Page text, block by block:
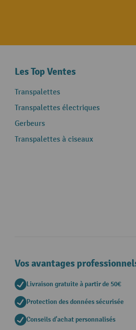
Les Top Ventes
Transpalettes
Transpalettes électriques
Gerbeurs
Transpalettes à ciseaux
Vos avantages
Livraison gratuite à partir de 50€
Protection des données sécurisée
Conseils d'achat personnalisés